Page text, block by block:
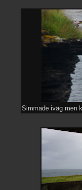
Simmade iväg men